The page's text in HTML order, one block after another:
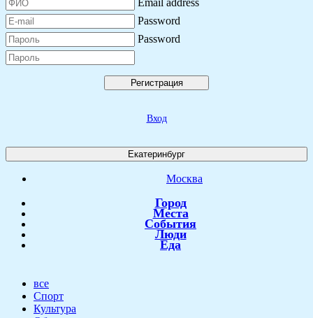
Email address
Password
Password
Регистрация
Вход
Екатеринбург
Москва
Город
Места
События
Люди
Еда
все
Спорт
Культура